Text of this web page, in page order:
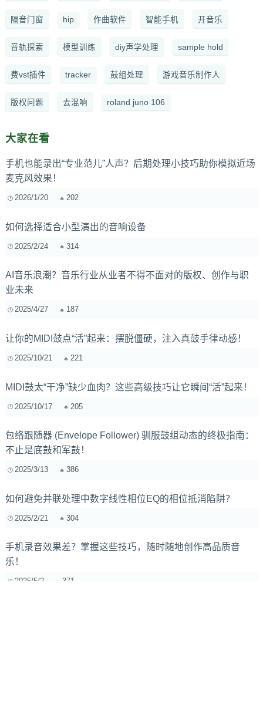
隔音门窗 hip 作曲软件 智能手机 开音乐
音轨探索 模型训练 diy声学处理 sample hold
费vst插件 tracker 鼓组处理 游戏音乐制作人
版权问题 去混响 roland juno 106
大家在看
手机也能录出“专业范儿”人声？后期处理小技巧助你模拟近场
麦克风效果！
2026/1/20 202
如何选择适合小型演出的音响设备
2025/2/24 314
AI音乐浪潮？音乐行业从业者不得不面对的版权、创作与职
业未来
2025/4/27 187
让你的MIDI鼓点“活”起来：摆脱僵硬，注入真鼓手律动感！
2025/10/21 221
MIDI鼓太“干净”缺少血肉？这些高级技巧让它瞬间“活”起来！
2025/10/17 205
包络跟随器 (Envelope Follower) 驯服鼓组动态的终极指南：
不止是底鼓和军鼓！
2025/3/13 386
如何避免并联处理中数字线性相位EQ的相位抵消陷阱？
2025/2/21 304
手机录音效果差？掌握这些技巧，随时随地创作高品质音
乐！
2025/5/2 371